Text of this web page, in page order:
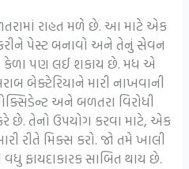
રાહત મળે છે. આ માટે એક
પેસ્ટ બનાવો અને તેનું સેવન
કેળા પણ લઈ શકાય છે. મધ એ
બેક્ટેરિયાને મારી નાખવાની
અને બળતરા વિરોધી
છે. તેનો ઉપયોગ કરવા માટે, એક
રીતે મિક્સ કરો. જો તમે ખાલી
ફાયદાકારક સાબિત થાય છે.